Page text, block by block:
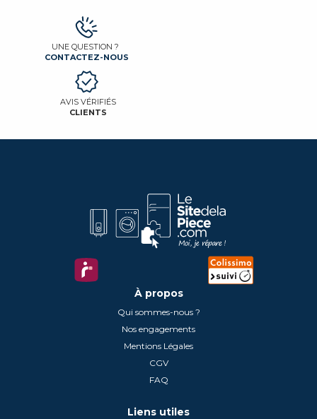
UNE QUESTION ?
CONTACTEZ-NOUS
AVIS VÉRIFIÉS
CLIENTS
À propos
Qui sommes-nous ?
Nos engagements
Mentions Légales
CGV
FAQ
Liens utiles